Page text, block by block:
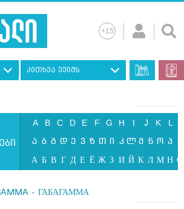
კითხვა ექიმს
A B C D E F G H I J K L
ა ბ გ დ ე ვ ზ თ ი კ ლ მ ნ ო პ ჟ
А Б В Г Д Е Ё Ж З И Й К Л М Н О
- ГАБАГАММА